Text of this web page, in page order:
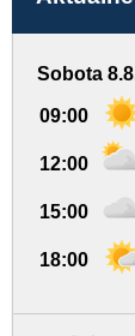
Sobota
09:00
12:00
15:00
18:00